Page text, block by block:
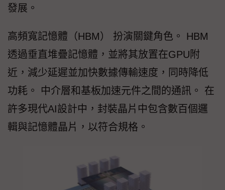
發展。
高頻寬記憶體（HBM） 扮演關鍵角色。 HBM
透過垂直堆疊記憶體，並將其放置在GPU附
近，減少延遲並加快數據傳輸速度，同時降低
功耗。 中介層和基板加速元件之間的通訊。 在
許多現代AI設計中，封裝晶片中包含數百個邏
輯與記憶體晶片，以符合規格。